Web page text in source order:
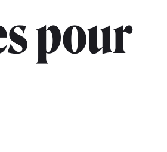
pour